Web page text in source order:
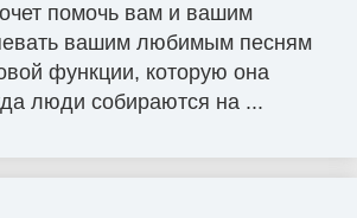
помочь вам и вашим
вашим любимым песням
функции, которую она
люди собираются на ...